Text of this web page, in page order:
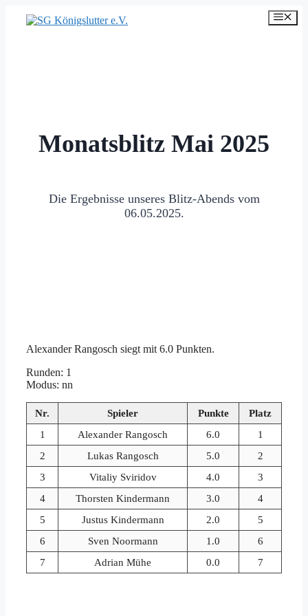
Inhalt
Monatsblitz Mai 2025
Die Ergebnisse unseres Blitz-Abends vom
06.05.2025.
Alexander Rangosch siegt mit 6.0 Punkten.
Runden: 1
Modus: nn
Nr. Spieler Punkte
Platz
1
Alexander Rangosch 6.0
1
2
Lukas Rangosch 5.0
2
3
Vitaliy Sviridov 4.0
3
4
Thorsten Kindermann 3.0
4
5
Justus Kindermann 2.0
5
6
Sven Noormann 1.0
6
7
Adrian Mühe 0.0 7